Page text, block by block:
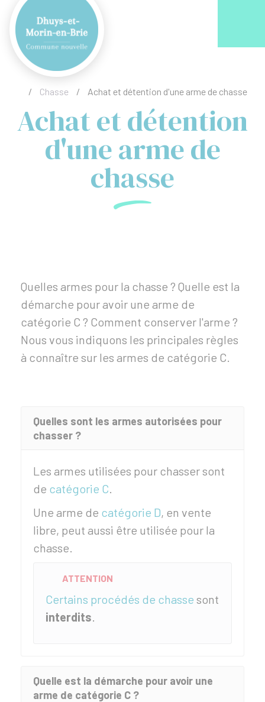
/ Chasse / Achat et détention d'une arme de chasse
Achat et détention
d'une arme de
chasse
Quelles armes pour la chasse ? Quelle est la
démarche pour avoir une arme de
catégorie C ? Comment conserver l'arme ?
Nous vous indiquons les principales règles
à connaître sur les armes de catégorie C.
Quelles sont les armes autorisées pour
chasser ?
Les armes utilisées pour chasser sont
de catégorie C.
Une arme de catégorie D, en vente
libre, peut aussi être utilisée pour la
chasse.
ATTENTION
Certains procédés de chasse sont
interdits.
Quelle est la démarche pour avoir une
arme de catégorie C ?